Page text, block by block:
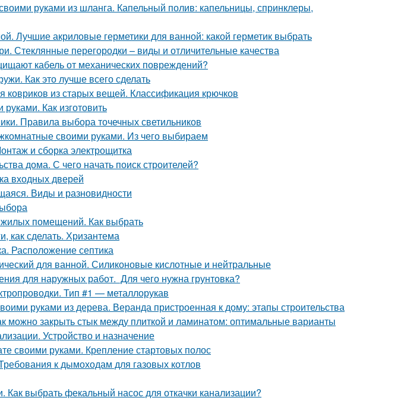
руками из шланга. Капельный полив: капельницы, спринклеры,
Лучшие акриловые герметики для ванной: какой герметик выбрать
Стеклянные перегородки – виды и отличительные качества
кабель от механических повреждений?
Как это лучше всего сделать
ковриков из старых вещей. Классификация крючков
Как изготовить
Правила выбора точечных светильников
своими руками. Из чего выбираем
и сборка электрощитка
дома. С чего начать поиск строителей?
входных дверей
Виды и разновидности
жилых помещений. Как выбрать
как сделать. Хризантема
Расположение септика
для ванной. Силиконовые кислотные и нейтральные
для наружных работ. Для чего нужна грунтовка?
Тип #1 — металлорукав
руками из дерева. Веранда пристроенная к дому: этапы строительства
можно закрыть стык между плиткой и ламинатом: оптимальные варианты
Устройство и назначение
своими руками. Крепление стартовых полос
к дымоходам для газовых котлов
Как выбрать фекальный насос для откачки канализации?